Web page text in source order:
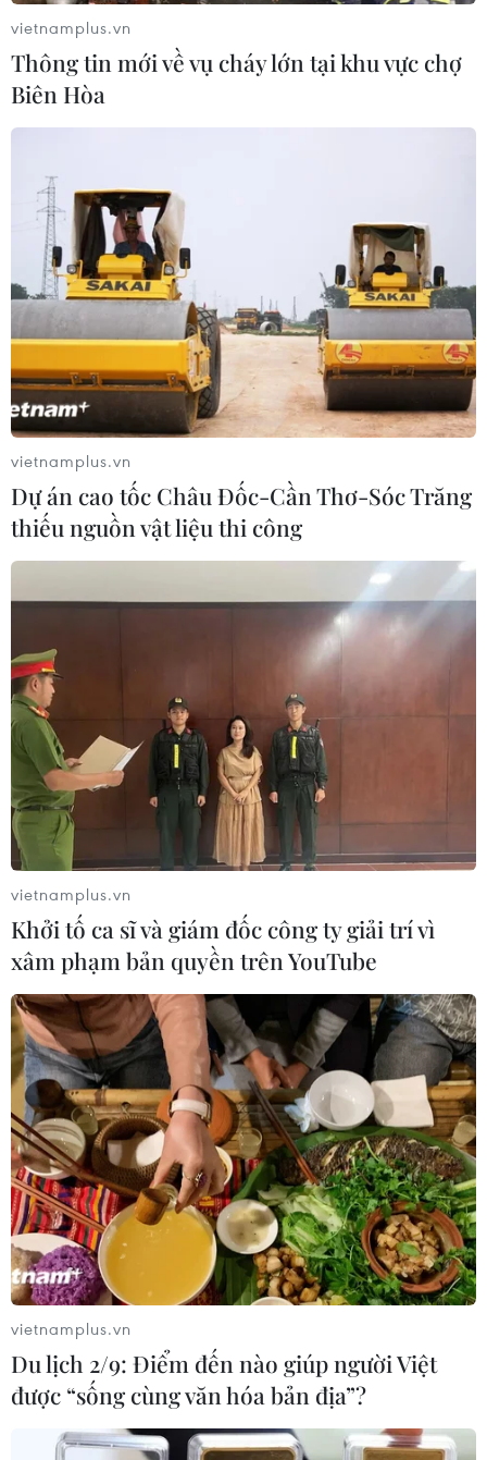
TIN CÙNG CHUYÊN MỤC
Giới thiệu Bộ sách Tuyển tập các tác
phẩm chọn lọc của Tổng Tư lệnh
vietnamplus.vn
Thông tin mới về vụ cháy lớn tại khu vực chợ
Biên Hòa
vietnamplus.vn
Dự án cao tốc Châu Đốc-Cần Thơ-Sóc Trăng
thiếu nguồn vật liệu thi công
vietnamplus.vn
Khởi tố ca sĩ và giám đốc công ty giải trí vì
xâm phạm bản quyền trên YouTube
vietnamplus.vn
Du lịch 2/9: Điểm đến nào giúp người Việt
được “sống cùng văn hóa bản địa”?